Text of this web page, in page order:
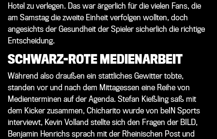
Hotel zu verlegen. Das war ärgerlich für die vielen Fans, die
am Samstag die zweite Einheit verfolgen wollten, doch
angesichts der Gesundheit der Spieler sicherlich die richtige
Entscheidung.
SCHWARZ-ROTE MEDIENARBEIT
Während also draußen ein stattliches Gewitter tobte,
standen vor und nach dem Mittagessen eine Reihe von
Medienterminen auf der Agenda. Stefan Kießling saß mit
dem Kicker zusammen, Chicharito wurde von beIN Sports
interviewt, Kevin Volland stellte sich den Fragen der BILD,
Benjamin Henrichs sprach mit der Rheinischen Post und